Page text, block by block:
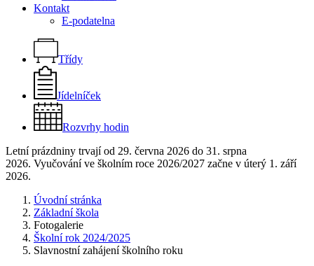
Kontakt
E-podatelna
Třídy
Jídelníček
Rozvrhy hodin
Letní prázdniny trvají od 29. června 2026 do 31. srpna
2026. Vyučování ve školním roce 2026/2027 začne v úterý 1. září
2026.
Úvodní stránka
Základní škola
Fotogalerie
Školní rok 2024/2025
Slavnostní zahájení školního roku